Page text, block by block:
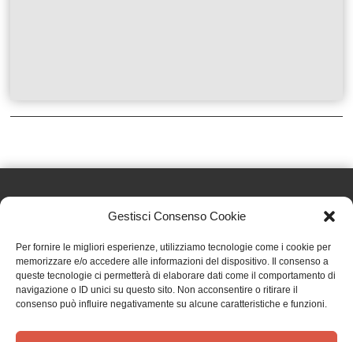
Gestisci Consenso Cookie
Per fornire le migliori esperienze, utilizziamo tecnologie come i cookie per
memorizzare e/o accedere alle informazioni del dispositivo. Il consenso a
queste tecnologie ci permetterà di elaborare dati come il comportamento di
navigazione o ID unici su questo sito. Non acconsentire o ritirare il
consenso può influire negativamente su alcune caratteristiche e funzioni.
Effatà Editrice di Pellegrino Paolo SAS
C.F. e P.IVA 09655250018
Via Tre Denti, 1 - 10060 Cantalupa (TO)
Telefono: (+39) 0121 353452 - Fax: (+39) 0121 353839